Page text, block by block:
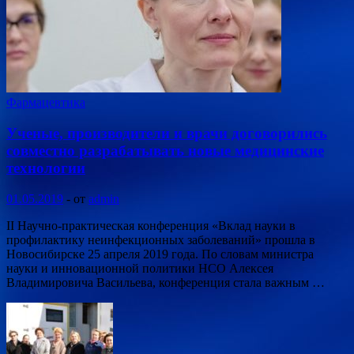
Фармацевтика
Ученые, производители и врачи договорились
совместно разрабатывать новые медицинские
технологии
01.05.2019 - от admin
II Научно-практическая конференция «Вклад науки в
профилактику неинфекционных заболеваний» прошла в
Новосибирске 25 апреля 2019 года. По словам министра
науки и инновационной политики НСО Алексея
Владимировича Васильева, конференция стала важным …